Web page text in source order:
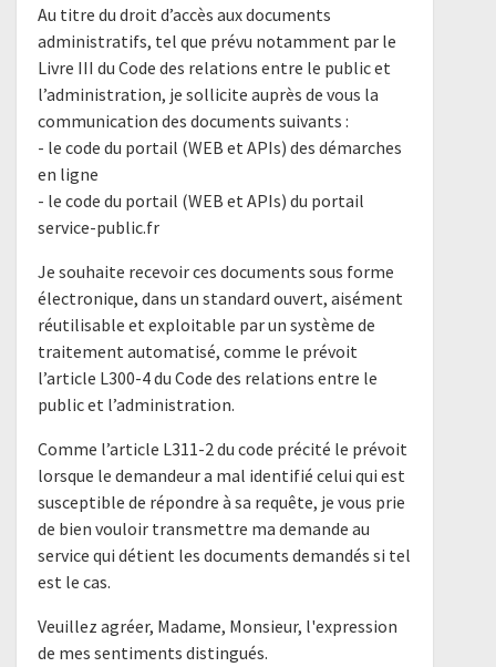
Au titre du droit d’accès aux documents
administratifs, tel que prévu notamment par le
Livre III du Code des relations entre le public et
l’administration, je sollicite auprès de vous la
communication des documents suivants :
- le code du portail (WEB et APIs) des démarches
en ligne
- le code du portail (WEB et APIs) du portail
service-public.fr
Je souhaite recevoir ces documents sous forme
électronique, dans un standard ouvert, aisément
réutilisable et exploitable par un système de
traitement automatisé, comme le prévoit
l’article L300-4 du Code des relations entre le
public et l’administration.
Comme l’article L311-2 du code précité le prévoit
lorsque le demandeur a mal identifié celui qui est
susceptible de répondre à sa requête, je vous prie
de bien vouloir transmettre ma demande au
service qui détient les documents demandés si tel
est le cas.
Veuillez agréer, Madame, Monsieur, l'expression
de mes sentiments distingués.